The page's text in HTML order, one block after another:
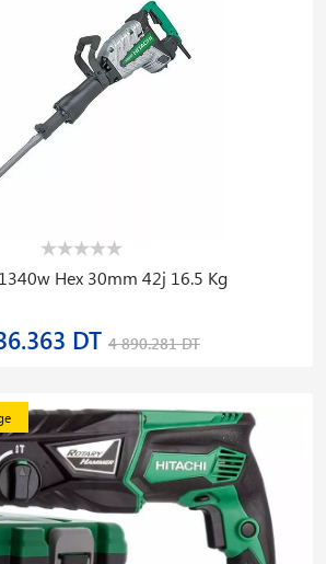
Hex 30mm 42j 16.5 Kg
DT 4 890.281 DT